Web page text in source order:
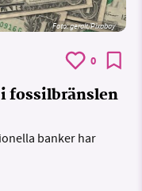
Foto:geralt/Pixabay
0
fossilbränslen
banker har